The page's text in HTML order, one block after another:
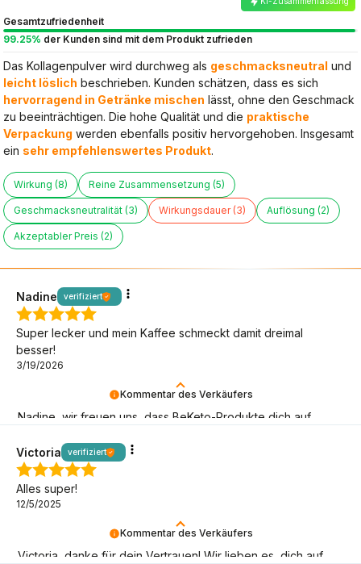
Gesamtzufriedenheit
99.25% der Kunden sind mit dem Produkt zufrieden
Das Kollagenpulver wird durchweg als geschmacksneutral und
leicht löslich beschrieben. Kunden schätzen, dass es sich
hervorragend in Getränke mischen lässt, ohne den Geschmack
zu beeinträchtigen. Die hohe Qualität und die praktische
Verpackung werden ebenfalls positiv hervorgehoben. Insgesamt
ein sehr empfehlenswertes Produkt.
Wirkung (8) Reine Zusammensetzung (5)
Geschmacksneutralität (3) Wirkungsdauer (3) Auflösung (2)
Akzeptabler Preis (2)
Kommentar des Verkäufers
Nadine, wir freuen uns, dass BeKeto-Produkte dich auf
Nadine verifiziert
Super lecker und mein Kaffee schmeckt damit dreimal
besser!
3/19/2026
Kommentar des Verkäufers
Victoria, danke für dein Vertrauen! Wir lieben es, dich auf
Victoria verifiziert
Alles super!
12/5/2025